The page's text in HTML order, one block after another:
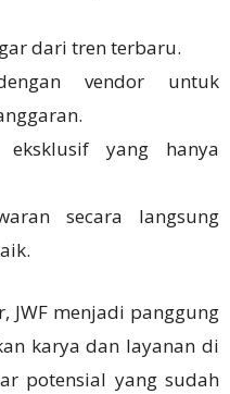
dari tren terbaru.
vendor untuk
yang hanya
secara langsung
JWF menjadi panggung
karya dan layanan di
potensial yang sudah